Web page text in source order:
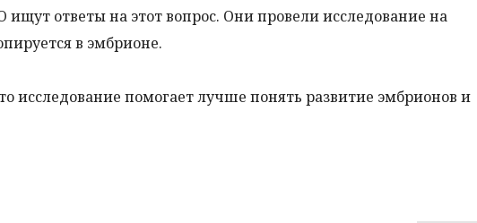
ищут ответы на этот вопрос. Они провели исследование на
в эмбрионе.
исследование помогает лучше понять развитие эмбрионов и